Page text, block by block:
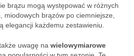
brązu mogą występować w różnych
miodowych brązów po ciemniejsze,
elegancji każdemu zestawieniu.
uwagę na wielowymiarowe